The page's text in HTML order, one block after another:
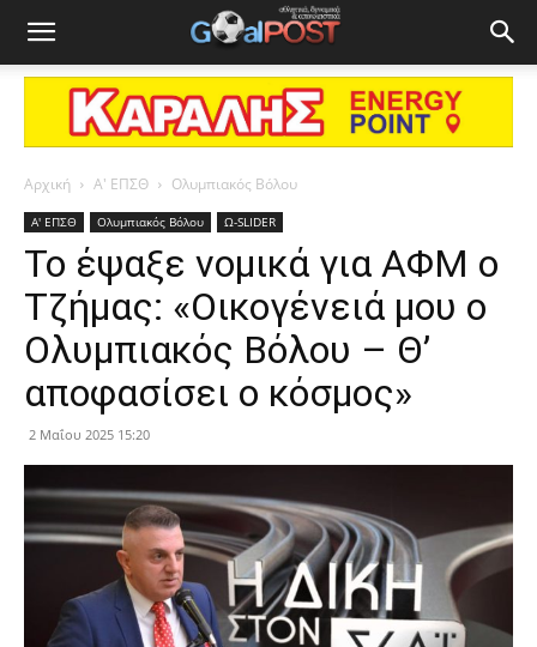
Αρχική Α' ΕΠΣΘ Ολυμπιακός Βόλου
Α' ΕΠΣΘ Ολυμπιακός Βόλου Ω-SLIDER
Το έψαξε νομικά για ΑΦΜ ο
Τζήμας: «Οικογένειά μου ο
Ολυμπιακός Βόλου – Θ’
αποφασίσει ο κόσμος»
2 Μαΐου 2025 15:20